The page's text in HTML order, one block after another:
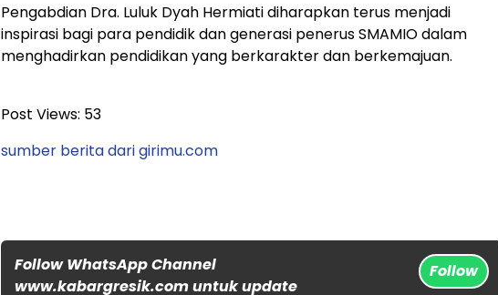
Pengabdian Dra. Luluk Dyah Hermiati diharapkan terus menjadi
inspirasi bagi para pendidik dan generasi penerus SMAMIO dalam
menghadirkan pendidikan yang berkarakter dan berkemajuan.
Post Views: 53
sumber berita dari girimu.com
Follow WhatsApp Channel
www.kabargresik.com untuk update
Follow